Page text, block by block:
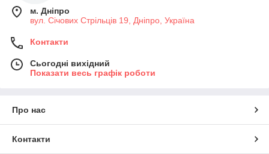
м. Дніпро
вул. Січових Стрільців 19, Дніпро, Україна
Контакти
Сьогодні вихідний
Показати весь графік роботи
Про нас
Контакти